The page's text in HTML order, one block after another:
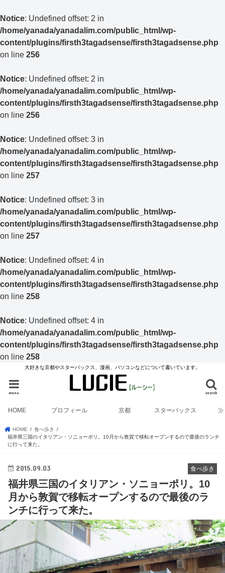
Notice: Undefined offset: 2 in
/home/yanada/yanadalim.com/public_html/wp-
content/plugins/firsth3tagadsense/firsth3tagadsense.php
on line 256
Notice: Undefined offset: 2 in
/home/yanada/yanadalim.com/public_html/wp-
content/plugins/firsth3tagadsense/firsth3tagadsense.php
on line 256
Notice: Undefined offset: 3 in
/home/yanada/yanadalim.com/public_html/wp-
content/plugins/firsth3tagadsense/firsth3tagadsense.php
on line 257
Notice: Undefined offset: 3 in
/home/yanada/yanadalim.com/public_html/wp-
content/plugins/firsth3tagadsense/firsth3tagadsense.php
on line 257
Notice: Undefined offset: 4 in
/home/yanada/yanadalim.com/public_html/wp-
content/plugins/firsth3tagadsense/firsth3tagadsense.php
on line 258
Notice: Undefined offset: 4 in
/home/yanada/yanadalim.com/public_html/wp-
content/plugins/firsth3tagadsense/firsth3tagadsense.php
on line 258
大好きな京都やスターバックス、漫画、パソコンなどについて書いています。
search
menu
HOME プロフィール 京都 スターバックス
HOME
食べ歩き
福井県三国のイタリアン・ソニョーポリ。10月から敦賀で移転オープンするので最後のランチ
に行って来た。
食べ歩き
2015.09.03
福井県三国のイタリアン・ソニョーポリ。10
月から敦賀で移転オープンするので最後のラ
ンチに行って来た。